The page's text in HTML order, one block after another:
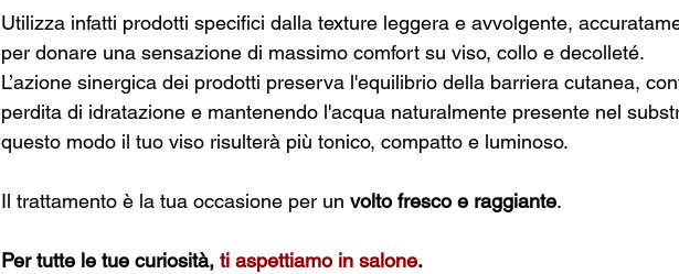
Utilizza infatti prodotti specifici dalla texture leggera e avvolgente,
per donare una sensazione di massimo comfort su viso, collo e decolleté.
L’azione sinergica dei prodotti preserva l'equilibrio della barriera cutanea,
perdita di idratazione e mantenendo l'acqua naturalmente presente nel
questo modo il tuo viso risulterà più tonico, compatto e luminoso.
Il trattamento è la tua occasione per un volto fresco e raggiante.
Per tutte le tue curiosità, ti aspettiamo in salone.